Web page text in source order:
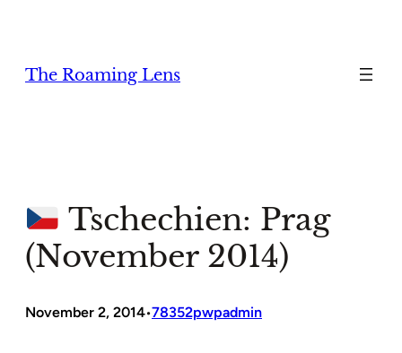
The Roaming Lens
Tschechien: Prag
(November 2014)
November 2, 2014•78352pwpadmin